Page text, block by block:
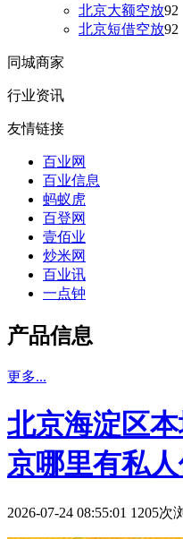
北京大额空放92
北京短借空放92
同城商家
行业资讯
友情链接
百业网
百业信息
蚂蚁虎
百登网
壹佰业
炒米网
百业讯
一点钟
产品信息
更多...
北京海淀区
京哪里有私
2026-07-24 08:55:01 1205次